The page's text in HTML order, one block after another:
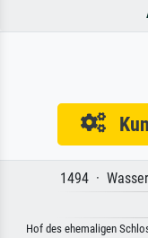
1494 ·
Hof des ehemaligen